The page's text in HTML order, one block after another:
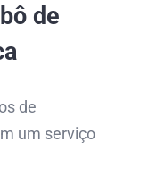
de
de
um serviço